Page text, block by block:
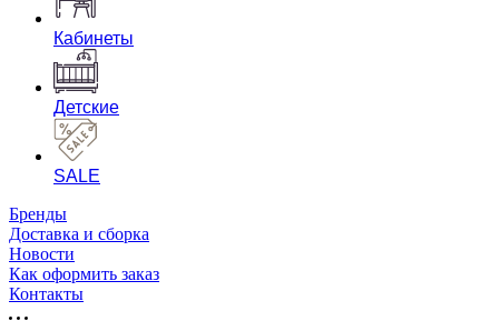
Кабинеты
Детские
SALE
Бренды
Доставка и сборка
Новости
Как оформить заказ
Контакты